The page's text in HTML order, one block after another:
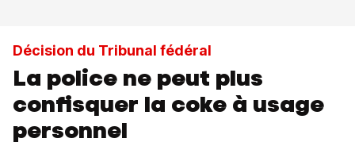
Décision du Tribunal fédéral
La police ne peut plus
confisquer la coke à usage
personnel